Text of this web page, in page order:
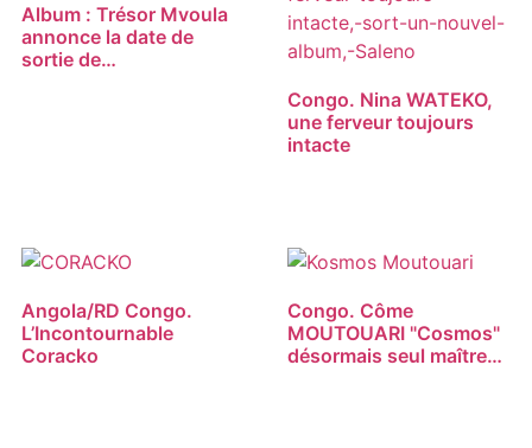
Album : Trésor Mvoula
annonce la date de
sortie de…
Congo. Nina WATEKO,
une ferveur toujours
intacte
Angola/RD Congo.
L’Incontournable
Coracko
Congo. Côme
MOUTOUARI "Cosmos"
désormais seul maître…